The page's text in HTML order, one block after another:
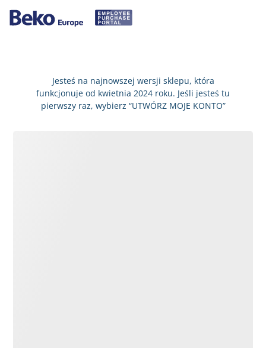
Jesteś na najnowszej wersji sklepu, która
funkcjonuje od kwietnia 2024 roku. Jeśli jesteś tu
pierwszy raz, wybierz “UTWÓRZ MOJE KONTO”